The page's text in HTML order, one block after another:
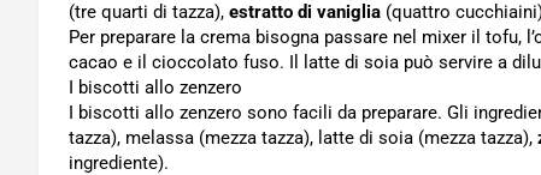
(tre quarti di tazza), estratto di vaniglia (quattro
Per preparare la crema bisogna passare nel mixer il tofu,
cacao e il cioccolato fuso. Il latte di soia può servire a
I biscotti allo zenzero
I biscotti allo zenzero sono facili da preparare. Gli
tazza), melassa (mezza tazza), latte di soia (mezza tazza),
ingrediente).